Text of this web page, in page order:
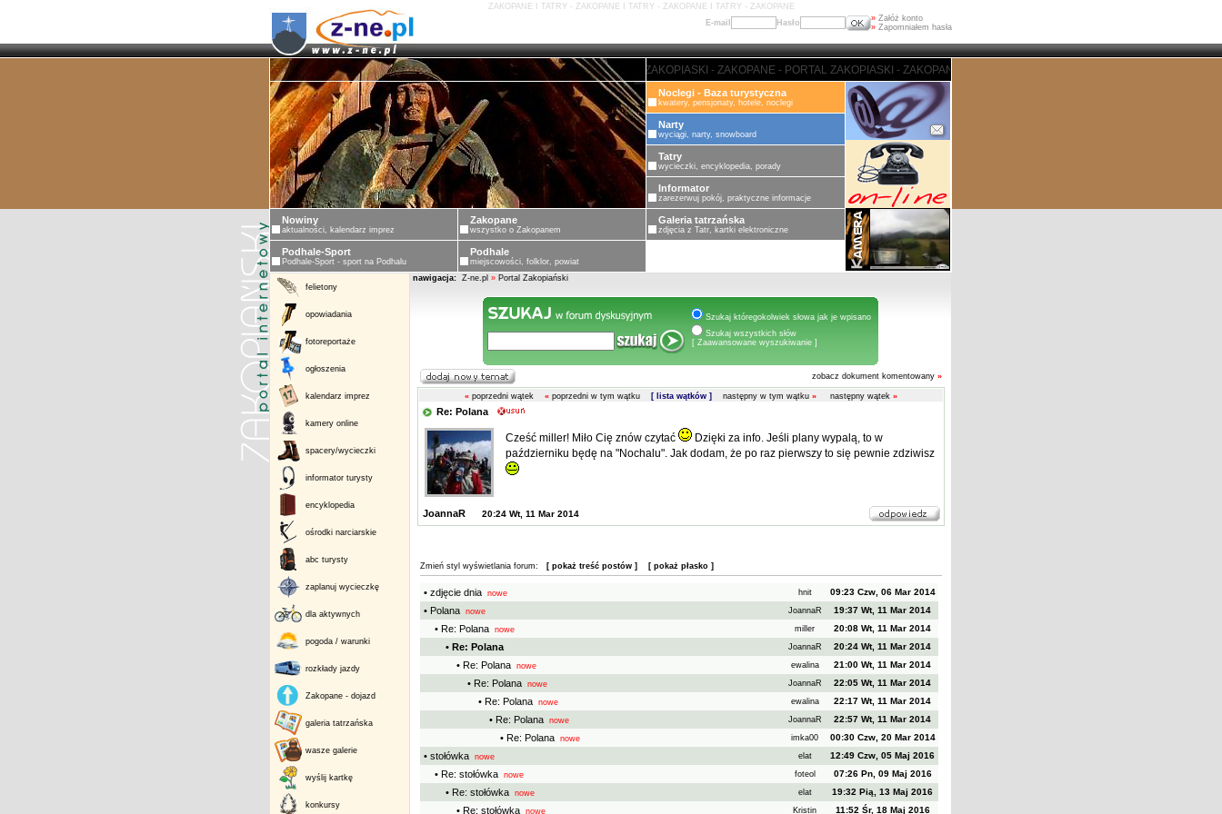
ZAKOPANE I TATRY - ZAKOPANE I TATRY - ZAKOPANE I TATRY - ZAKOPANE
E-mail
Hasło » Załóż konto
» Zapomniałem hasła
ZAKOPANE - PORTAL ZAKOPIASKI - ZAKOPANE - PORTAL ZAKOPIASKI - ZAKOPANE - PORTAL ZAKOPIASKI -
Noclegi - Baza turystyczna
kwatery, pensjonaty, hotele, noclegi
Narty
wyciągi, narty, snowboard
Tatry
wycieczki, encyklopedia, porady
Informator
zarezerwuj pokój, praktyczne informacje
Nowiny
aktualności, kalendarz imprez
Zakopane
wszystko o Zakopanem
Galeria tatrzańska
zdjęcia z Tatr, kartki elektroniczne
Podhale-Sport
Podhale-Sport - sport na Podhalu
Podhale
miejscowości, folklor, powiat
felietony
opowiadania
fotoreportaże
ogłoszenia
kalendarz imprez
kamery online
spacery/wycieczki
informator turysty
encyklopedia
ośrodki narciarskie
abc turysty
zaplanuj wycieczkę
dla aktywnych
pogoda / warunki
rozkłady jazdy
Zakopane - dojazd
galeria tatrzańska
wasze galerie
wyślij kartkę
konkursy
nawigacja: Z-ne.pl » Portal Zakopiański
Szukaj któregokolwiek słowa jak je wpisano
Szukaj wszystkich słów
[ Zaawansowane wyszukiwanie ]
zobacz dokument komentowany »
«poprzedni wątek «poprzedni w tym wątku [ lista wątków ] następny w tym wątku » następny wątek »
Re: Polana
Cześć miller! Miło Cię znów czytać
Dzięki za info. Jeśli plany wypalą, to w
październiku będę na "Nochalu". Jak dodam, że po raz pierwszy to się pewnie zdziwisz
JoannaR 20:24 Wt, 11 Mar 2014
Zmień styl wyświetlania forum: [ pokaż treść postów ] [ pokaż płasko ]
• zdjęcie dnianowe hnit 09:23 Czw, 06 Mar 2014
• Polananowe JoannaR 19:37 Wt, 11 Mar 2014
• Re: Polananowe miller 20:08 Wt, 11 Mar 2014
• Re: Polana JoannaR 20:24 Wt, 11 Mar 2014
• Re: Polananowe ewalina 21:00 Wt, 11 Mar 2014
• Re: Polananowe JoannaR 22:05 Wt, 11 Mar 2014
• Re: Polananowe ewalina 22:17 Wt, 11 Mar 2014
• Re: Polananowe JoannaR 22:57 Wt, 11 Mar 2014
• Re: Polananowe imka00 00:30 Czw, 20 Mar 2014
• stołówkanowe elat 12:49 Czw, 05 Maj 2016
• Re: stołówkanowe foteol 07:26 Pn, 09 Maj 2016
• Re: stołówkanowe elat 19:32 Pią, 13 Maj 2016
• Re: stołówkanowe Kristin 11:52 Śr, 18 Maj 2016